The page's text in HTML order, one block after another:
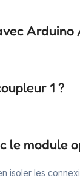
Arduino
1 ?
le module
isoler les